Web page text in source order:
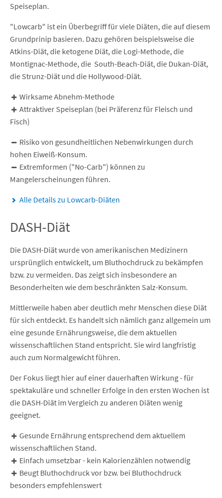
Speiseplan.
"Lowcarb" ist ein Überbegriff für viele Diäten, die auf diesem
Grundprinip basieren. Dazu gehören beispielsweise die
Atkins-Diät, die ketogene Diät, die Logi-Methode, die
Montignac-Methode, die South-Beach-Diät, die Dukan-Diät,
die Strunz-Diät und die Hollywood-Diät.
Wirksame Abnehm-Methode
Attraktiver Speiseplan (bei Präferenz für Fleisch und
Fisch)
Risiko von gesundheitlichen Nebenwirkungen durch
hohen Eiweiß-Konsum.
Extremformen ("No-Carb") können zu
Mangelerscheinungen führen.
Alle Details zu Lowcarb-Diäten
DASH-Diät
Die DASH-Diät wurde von amerikanischen Medizinern
ursprünglich entwickelt, um Bluthochdruck zu bekämpfen
bzw. zu vermeiden. Das zeigt sich insbesondere an
Besonderheiten wie dem beschränkten Salz-Konsum.
Mittlerweile haben aber deutlich mehr Menschen diese Diät
für sich entdeckt. Es handelt sich nämlich ganz allgemein um
eine gesunde Ernährungsweise, die dem aktuellen
wissenschaftlichen Stand entspricht. Sie wird langfristig
auch zum Normalgewicht führen.
Der Fokus liegt hier auf einer dauerhaften Wirkung - für
spektakuläre und schneller Erfolge in den ersten Wochen ist
die DASH-Diät im Vergleich zu anderen Diäten wenig
geeignet.
Gesunde Ernährung entsprechend dem aktuellem
wissenschaftlichen Stand.
Einfach umsetzbar - kein Kalorienzählen notwendig
Beugt Bluthochdruck vor bzw. bei Bluthochdruck
besonders empfehlenswert